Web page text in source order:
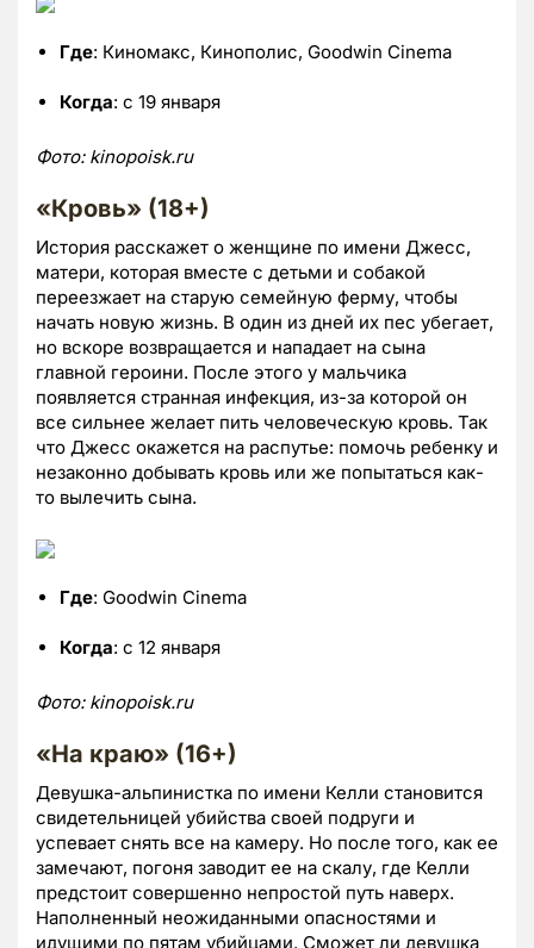
Где: Киномакс, Кинополис, Goodwin Cinema
Когда: с 19 января
Фото: kinopoisk.ru
«Кровь» (18+)
История расскажет о женщине по имени Джесс,
матери, которая вместе с детьми и собакой
переезжает на старую семейную ферму, чтобы
начать новую жизнь. В один из дней их пес убегает,
но вскоре возвращается и нападает на сына
главной героини. После этого у мальчика
появляется странная инфекция, из-за которой он
все сильнее желает пить человеческую кровь. Так
что Джесс окажется на распутье: помочь ребенку и
незаконно добывать кровь или же попытаться как-
то вылечить сына.
Где: Goodwin Cinema
Когда: с 12 января
Фото: kinopoisk.ru
«На краю» (16+)
Девушка-альпинистка по имени Келли становится
свидетельницей убийства своей подруги и
успевает снять все на камеру. Но после того, как ее
замечают, погоня заводит ее на скалу, где Келли
предстоит совершенно непростой путь наверх.
Наполненный неожиданными опасностями и
идущими по пятам убийцами. Сможет ли девушка